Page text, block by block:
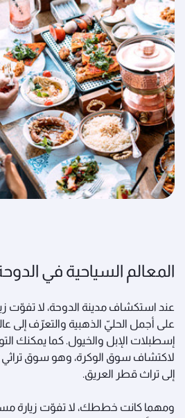
المعالم السياحية في
عند استكشاف مدينة الدوحة، لا تفوّت
على أجمل الحليّ الذهبية والتعرّف إلى
إسطبلات الإبل والخيول. كما يمكنك
لاكتشاف سوق الوكرة، وهو سوق تراثي
إلى تراث قطر العريق.
ومهما كانت خططك، لا تفوّت زيارة